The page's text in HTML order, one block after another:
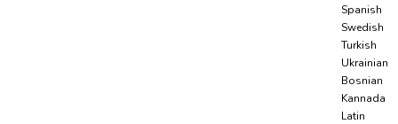
Spanish
Swedish
Turkish
Ukrainian
Bosnian
Kannada
Latin